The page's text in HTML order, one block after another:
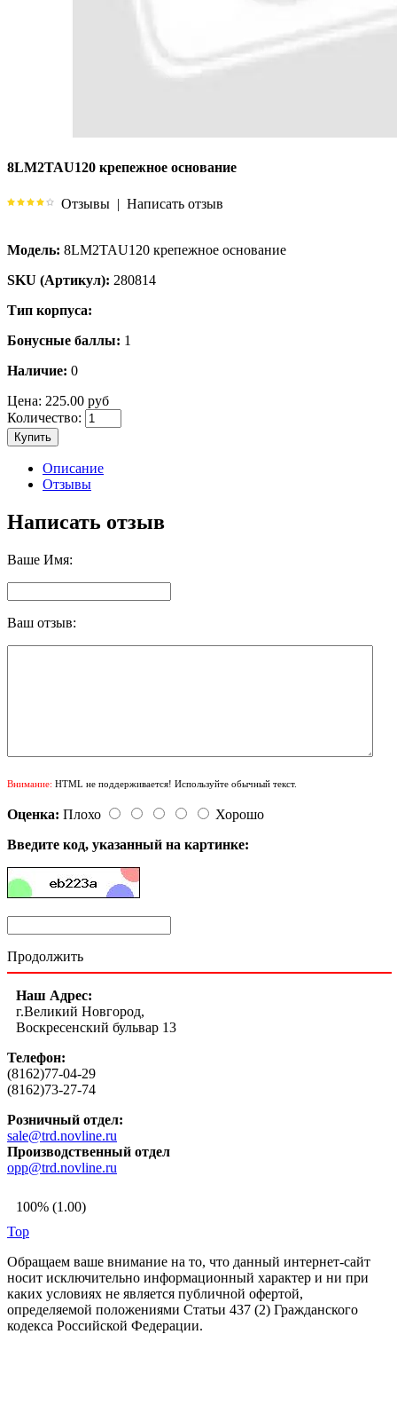
8LM2TAU120 крепежное основание
Отзывы | Написать отзыв
Модель: 8LM2TAU120 крепежное основание
SKU (Артикул): 280814
Тип корпуса:
Бонусные баллы: 1
Наличие: 0
Цена: 225.00 руб
Количество:
Купить
Описание
Отзывы
Написать отзыв
Ваше Имя:
Ваш отзыв:
Внимание: HTML не поддерживается! Используйте обычный текст.
Оценка: Плохо
Хорошо
Введите код, указанный на картинке:
Продолжить
Наш Адрес:
г.Великий Новгород,
Воскресенский бульвар 13
Телефон:
(8162)77-04-29
(8162)73-27-74
Розничный отдел:
sale@trd.novline.ru
Производственный отдел
opp@trd.novline.ru
100% (1.00)
Top
Обращаем ваше внимание на то, что данный интернет-сайт
носит исключительно информационный характер и ни при
каких условиях не является публичной офертой,
определяемой положениями Статьи 437 (2) Гражданского
кодекса Российской Федерации.